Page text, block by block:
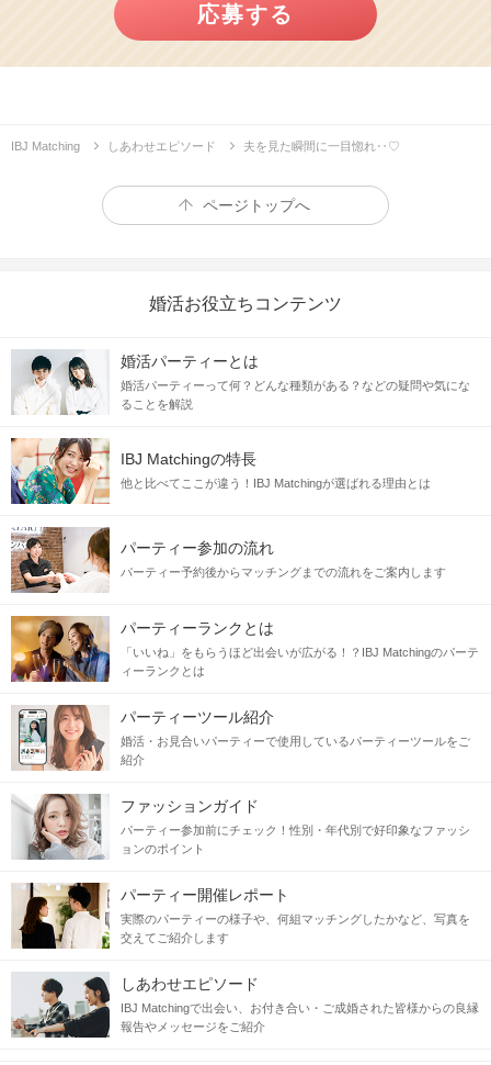
応募する
IBJ Matching しあわせエピソード 夫を見た瞬間に一目惚れ‥♡
ページトップへ
婚活お役立ちコンテンツ
婚活パーティーとは
婚活パーティーって何？どんな種類がある？などの疑問や気にな
ることを解説
IBJ Matchingの特長
他と比べてここが違う！IBJ Matchingが選ばれる理由とは
パーティー参加の流れ
パーティー予約後からマッチングまでの流れをご案内します
パーティーランクとは
「いいね」をもらうほど出会いが広がる！？IBJ Matchingのパーテ
ィーランクとは
パーティーツール紹介
婚活・お見合いパーティーで使用しているパーティーツールをご
紹介
ファッションガイド
パーティー参加前にチェック！性別・年代別で好印象なファッシ
ョンのポイント
パーティー開催レポート
実際のパーティーの様子や、何組マッチングしたかなど、写真を
交えてご紹介します
しあわせエピソード
IBJ Matchingで出会い、お付き合い・ご成婚された皆様からの良縁
報告やメッセージをご紹介